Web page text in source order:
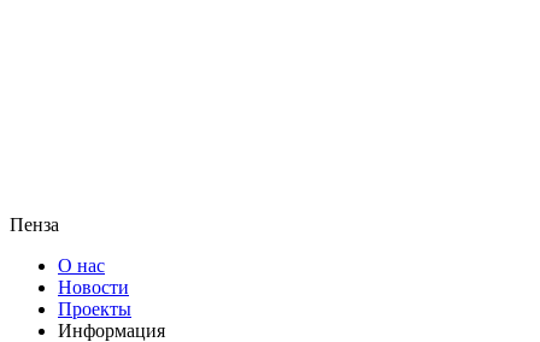
Пенза
О нас
Новости
Проекты
Информация